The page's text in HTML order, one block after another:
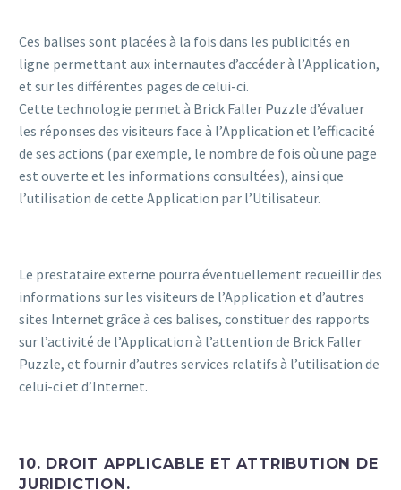
Ces balises sont placées à la fois dans les publicités en
ligne permettant aux internautes d’accéder à l’Application,
et sur les différentes pages de celui-ci.
Cette technologie permet à Brick Faller Puzzle d’évaluer
les réponses des visiteurs face à l’Application et l’efficacité
de ses actions (par exemple, le nombre de fois où une page
est ouverte et les informations consultées), ainsi que
l’utilisation de cette Application par l’Utilisateur.
Le prestataire externe pourra éventuellement recueillir des
informations sur les visiteurs de l’Application et d’autres
sites Internet grâce à ces balises, constituer des rapports
sur l’activité de l’Application à l’attention de Brick Faller
Puzzle, et fournir d’autres services relatifs à l’utilisation de
celui-ci et d’Internet.
10. DROIT APPLICABLE ET ATTRIBUTION DE
JURIDICTION.